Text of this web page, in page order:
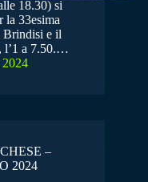
18.30) si
la 33esima
Brindisi e il
l’1 a 7.50.…
–
2024